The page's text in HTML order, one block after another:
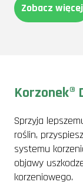
Zobacz więcej
Korzonek®
Sprzyja
roślin,
systemu
objawy
korzeniowego.